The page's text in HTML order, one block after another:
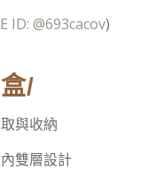
ID: @693cacov)
/
與收納
雙層設計